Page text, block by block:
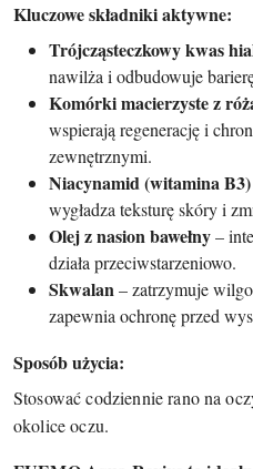
Kluczowe składniki aktywne:
Trójcząsteczkowy kwas
nawilża i odbudowuje
Komórki macierzyste z
wspierają regenerację i
zewnętrznymi.
Niacynamid (witamina B3)
wygładza teksturę skóry i
Olej z nasion bawełny–
działa przeciwstarzeniowo.
Skwalan– zatrzymuje
zapewnia ochronę przed
Sposób użycia:
Stosować codziennie rano na
okolice oczu.